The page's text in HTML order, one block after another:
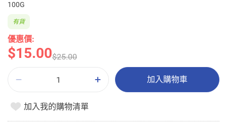
100G
優惠價:
$15.00$25.00
有貨
加入購物車
加入我的購物清單